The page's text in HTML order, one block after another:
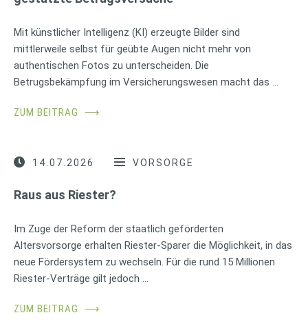
Mit künstlicher Intelligenz (KI) erzeugte Bilder sind
mittlerweile selbst für geübte Augen nicht mehr von
authentischen Fotos zu unterscheiden. Die
Betrugsbekämpfung im Versicherungswesen macht das …
ZUM BEITRAG ⟶
14.07.2026 VORSORGE
Raus aus Riester?
Im Zuge der Reform der staatlich geförderten
Altersvorsorge erhalten Riester-Sparer die Möglichkeit, in das
neue Fördersystem zu wechseln. Für die rund 15 Millionen
Riester-Verträge gilt jedoch …
ZUM BEITRAG ⟶